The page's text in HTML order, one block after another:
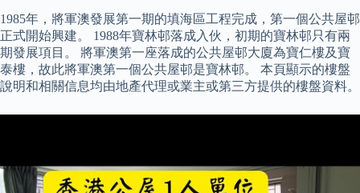
1985年，將軍澳發展第一期的填海區工程完成，第一個公共屋邨
正式開始興建。 1988年寶林邨落成入伙，初期的寶林邨只有兩
期發展項目。 將軍澳第一座落成的公共屋邨大廈為寶仁樓及寶
泰樓，故此將軍澳第一個公共屋邨是寶林邨。 本頁顯示的樓盤
說明和相關信息均由地產代理或業主或第三方提供的樓盤資料。